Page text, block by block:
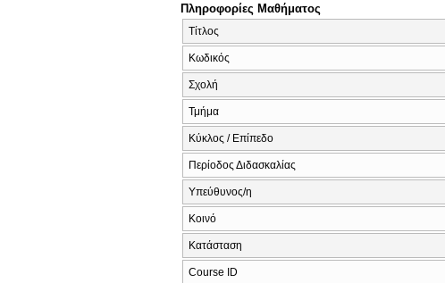
Πληροφορίες Μαθήματος
Τίτλος
Κωδικός
Σχολή
Τμήμα
Κύκλος / Επίπεδο
Περίοδος Διδασκαλίας
Υπεύθυνος/η
Κοινό
Κατάσταση
Course ID